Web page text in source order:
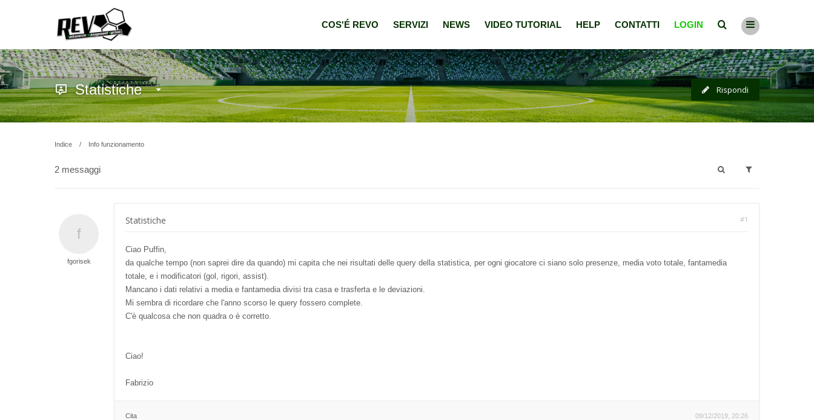
COS'É REVO SERVIZI NEWS VIDEO TUTORIAL HELP CONTATTI LOGIN
Statistiche Rispondi
Indice Info funzionamento
2 messaggi
fgorisek
Statistiche #1
Ciao Puffin,
da qualche tempo (non saprei dire da quando) mi capita che nei risultati delle query della statistica, per ogni giocatore ci siano solo presenze, media voto totale, fantamedia
totale, e i modificatori (gol, rigori, assist).
Mancano i dati relativi a media e fantamedia divisi tra casa e trasferta e le deviazioni.
Mi sembra di ricordare che l'anno scorso le query fossero complete.
C'è qualcosa che non quadra o è corretto.
Ciao!
Fabrizio
Cita 09/12/2019, 20:26